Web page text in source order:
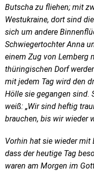
Butscha zu fliehen; mit
Westukraine, dort sind
sich um andere
Schwiegertochter Anna
einem Zug von Lemberg
thüringischen Dorf
mit jedem Tag wird den
Hölle sie gegangen sind.
weiß: „Wir sind heftig
brauchen, bis wir wieder
Vorhin hat sie wieder mit
dass der heutige Tag
waren am Morgen im